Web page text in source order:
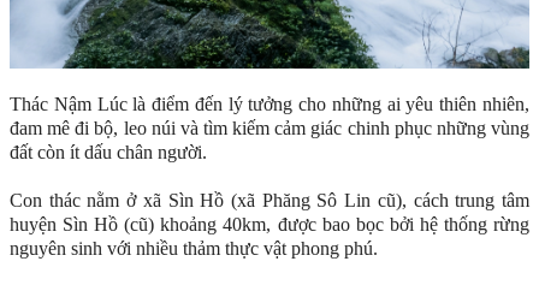
Thác Nậm Lúc là điểm đến lý tưởng cho những ai yêu thiên nhiên,
đam mê đi bộ, leo núi và tìm kiếm cảm giác chinh phục những vùng
đất còn ít dấu chân người.
Con thác nằm ở xã Sìn Hồ (xã Phăng Sô Lin cũ), cách trung tâm
huyện Sìn Hồ (cũ) khoảng 40km, được bao bọc bởi hệ thống rừng
nguyên sinh với nhiều thảm thực vật phong phú.